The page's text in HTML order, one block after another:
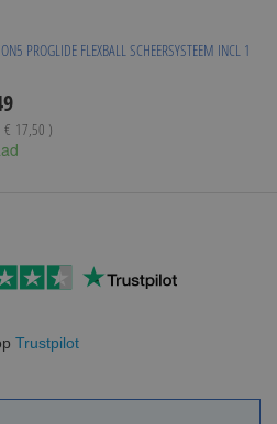
PROGLIDE FLEXBALL SCHEERSYSTEEM INCL 1
€ 17,50 )
Trustpilot